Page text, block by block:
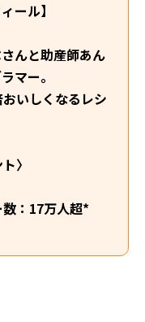
ール】
んと助産師あん
マー。
いしくなるレシ
〉
：17万人超*